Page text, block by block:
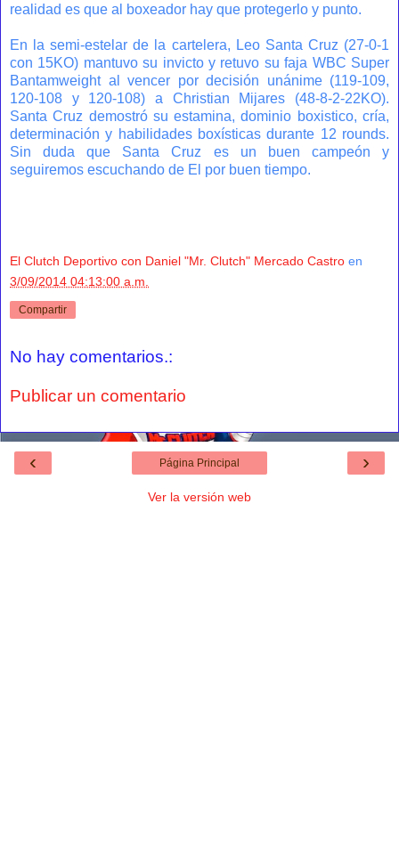
realidad es que al boxeador hay que protegerlo y punto.
En la semi-estelar de la cartelera, Leo Santa Cruz (27-0-1
con 15KO) mantuvo su invicto y retuvo su faja WBC Super
Bantamweight al vencer por decisión unánime (119-109,
120-108 y 120-108) a Christian Mijares (48-8-2-22KO).
Santa Cruz demostró su estamina, dominio boxistico, cría,
determinación y habilidades boxísticas durante 12 rounds.
Sin duda que Santa Cruz es un buen campeón y
seguiremos escuchando de El por buen tiempo.
El Clutch Deportivo con Daniel "Mr. Clutch" Mercado Castro en
3/09/2014 04:13:00 a.m.
Compartir
No hay comentarios.:
Publicar un comentario
‹ ›
Página Principal
Ver la versión web